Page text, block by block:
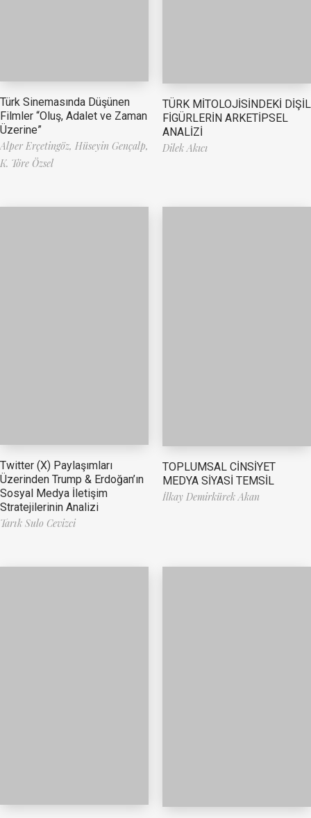
Türk Sinemasında Düşünen
Filmler “Oluş, Adalet ve Zaman
Üzerine”
Alper Erçetingöz, Hüseyin Gençalp,
K. Töre Özsel
TÜRK MİTOLOJİSİNDEKİ DİŞİL
FİGÜRLERİN ARKETİPSEL
ANALİZİ
Dilek Akıcı
Twitter (X) Paylaşımları
Üzerinden Trump & Erdoğan’ın
Sosyal Medya İletişim
Stratejilerinin Analizi
Tarık Sulo Cevizci
TOPLUMSAL CİNSİYET
MEDYA SİYASİ TEMSİL
İlkay Demirkürek Akan